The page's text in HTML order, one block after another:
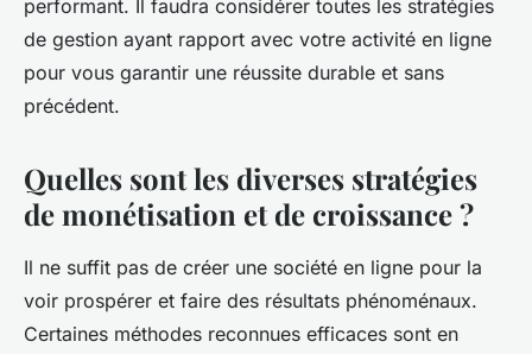
performant. Il faudra considérer toutes les stratégies
de gestion ayant rapport avec votre activité en ligne
pour vous garantir une réussite durable et sans
précédent.
Quelles sont les diverses stratégies
de monétisation et de croissance ?
Il ne suffit pas de créer une société en ligne pour la
voir prospérer et faire des résultats phénoménaux.
Certaines méthodes reconnues efficaces sont en